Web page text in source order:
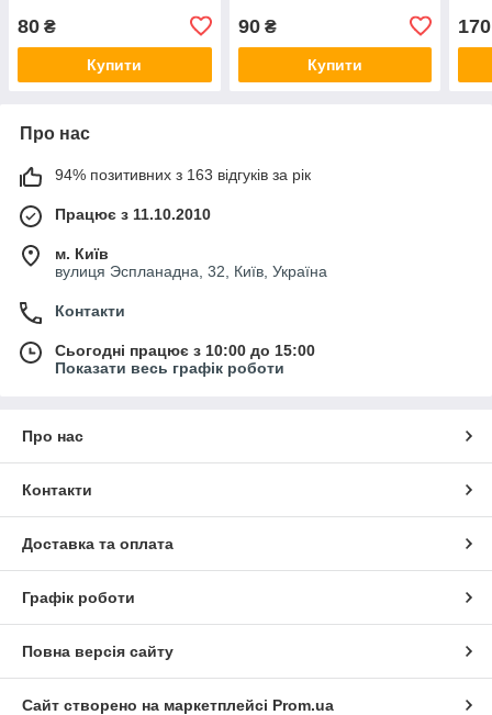
80 ₴
Купити
90₴
Купити
170
Про нас
94% позитивних з 163 відгуків за рік
Працює з 11.10.2010
м. Київ
вулиця Эспланадна, 32, Київ, Україна
Контакти
Сьогодні працює з 10:00 до 15:00
Показати весь графік роботи
Про нас
Контакти
Доставка та оплата
Графік роботи
Повна версія сайту
Сайт створено на маркетплейсі Prom.ua